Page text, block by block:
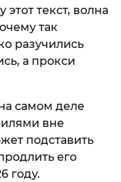
текст, волна
так
разучились
а прокси
самом деле
вне
подставить
его
году.